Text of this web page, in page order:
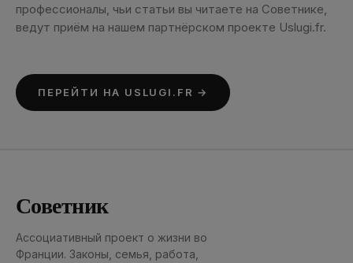
профессионалы, чьи статьи вы читаете на Советнике,
ведут приём на нашем партнёрском проекте Uslugi.fr.
ПЕРЕЙТИ НА USLUGI.FR →
Советник
Ассоциативный проект о жизни во
Франции. Законы, семья, работа,